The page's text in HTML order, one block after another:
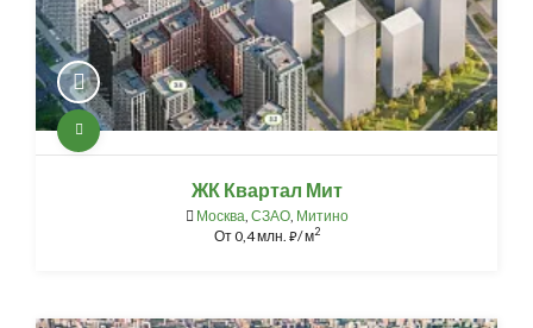
ЖК Квартал Мит
Москва СЗАО, Митино
От0,4 млн. ⃏/ м2